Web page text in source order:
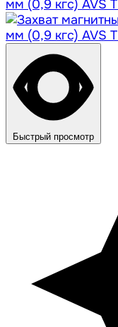
Быстрый просмотр